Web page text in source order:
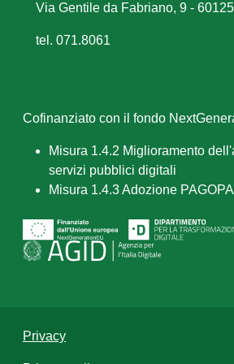
Via Gentile da Fabriano, 9 -
tel. 071.8061
Cofinanziato con il fondo
Misura 1.4.2 Miglioramento
servizi pubblici digitali
Misura 1.4.3 Adozione PAGOPA
Privacy